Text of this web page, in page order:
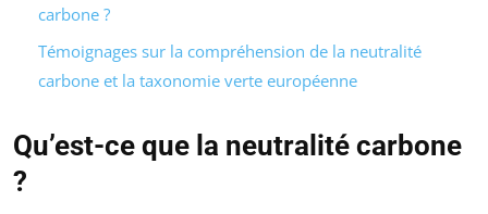
carbone ?
Témoignages sur la compréhension de la neutralité
carbone et la taxonomie verte européenne
Qu’est-ce que la neutralité carbone
?